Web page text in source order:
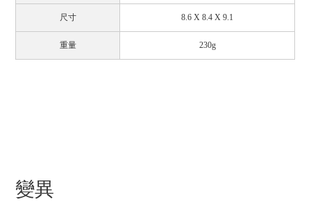
尺寸 8.6 X 8.4 X 9.1
重量 230g
變異